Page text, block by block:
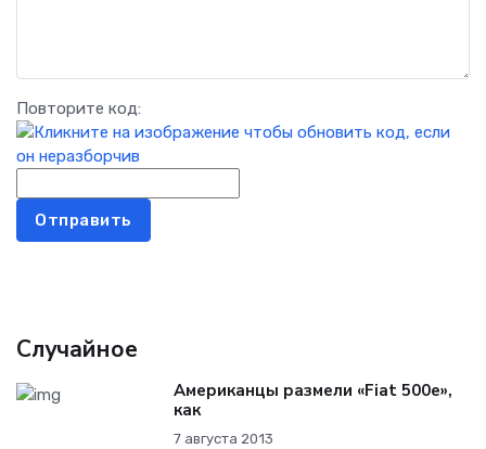
Повторите код:
Отправить
Случайное
Американцы размели «Fiat 500e»,
как
7 августа 2013